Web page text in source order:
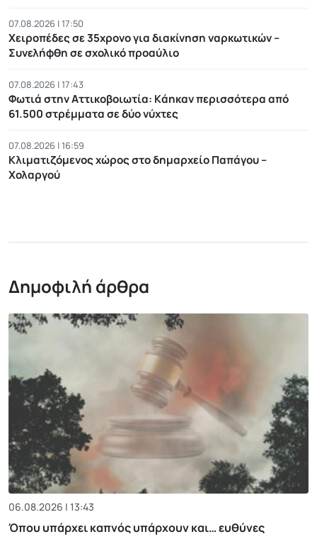
07.08.2026 | 17:50
Χειροπέδες σε 35χρονο για διακίνηση ναρκωτικών –
Συνελήφθη σε σχολικό προαύλιο
07.08.2026 | 17:43
Φωτιά στην Αττικοβοιωτία: Kάηκαν περισσότερα από
61.500 στρέμματα σε δύο νύχτες
07.08.2026 | 16:59
Κλιματιζόμενος χώρος στο δημαρχείο Παπάγου –
Χολαργού
Δημοφιλή άρθρα
06.08.2026 | 13:43
Όπου υπάρχει καπνός υπάρχουν και… ευθύνες